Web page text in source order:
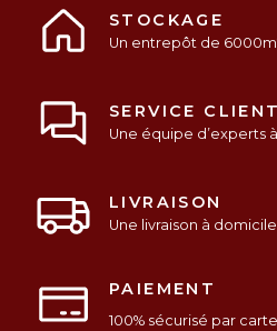
STOCKAGE
Un entrepôt de
SERVICE CLIENT
Une équipe d’experts
LIVRAISON
Une livraison à
PAIEMENT
100% sécurisé par